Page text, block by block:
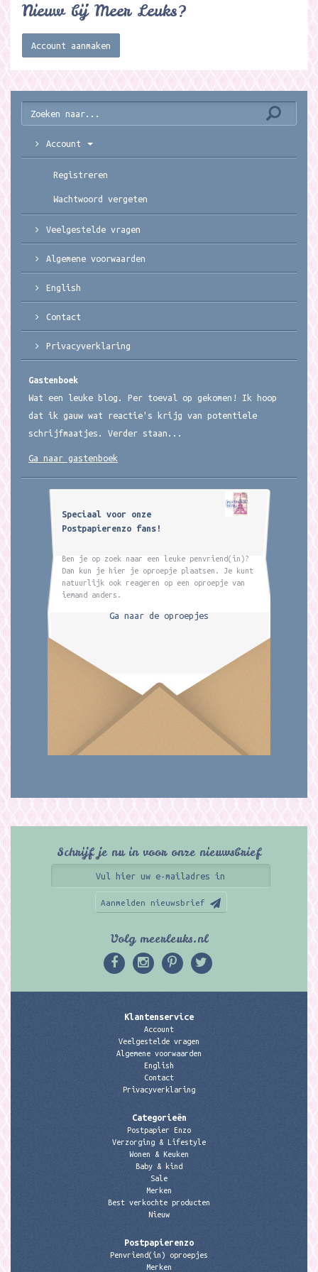
Nieuw bij Meer Leuks?
Account aanmaken
Account
Registreren
Wachtwoord vergeten
Veelgestelde vragen
Algemene voorwaarden
English
Contact
Privacyverklaring
Gastenboek
Wat een leuke blog. Per toeval op gekomen! Ik hoop
dat ik gauw wat reactie's krijg van potentiele
schrijfmaatjes. Verder staan...
Ga naar gastenboek
Speciaal voor onze
Postpapierenzo fans!
Ben je op zoek naar een leuke penvriend(in)?
Dan kun je hier je oproepje plaatsen. Je kunt
natuurlijk ook reageren op een oproepje van
iemand anders.
Ga naar de oproepjes
Schrijf je nu in voor onze nieuwsbrief
Aanmelden nieuwsbrief
Volg meerleuks.nl
Klantenservice
Account
Veelgestelde vragen
Algemene voorwaarden
English
Contact
Privacyverklaring
Categorieën
Postpapier Enzo
Verzorging & Lifestyle
Wonen & Keuken
Baby & kind
Sale
Merken
Best verkochte producten
Nieuw
Postpapierenzo
Penvriend(in) oproepjes
Merken